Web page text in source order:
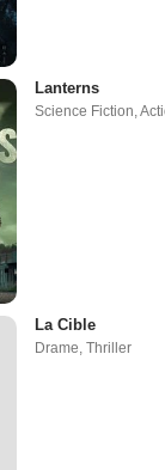
Lanterns
Science Fiction ,
La Cible
Drame,Thriller